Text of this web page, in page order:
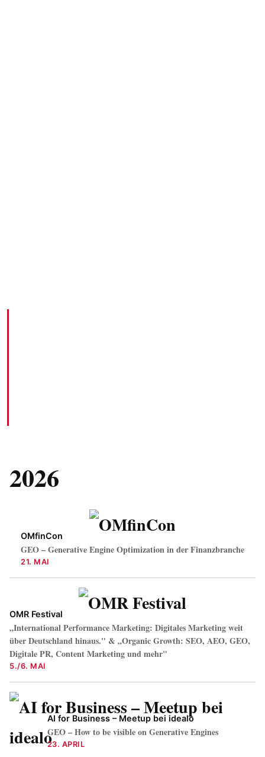
2026
OMfinCon
GEO – Generative Engine Optimization in der Finanzbranche
21. MAI
OMR Festival
„International Performance Marketing: Digitales Marketing weit
über Deutschland hinaus." & „Organic Growth: SEO, AEO, GEO,
Digitale PR, Content Marketing und mehr"
5./6. MAI
AI for Business – Meetup bei idealo
GEO – How to be visible on Generative Engines
23. APRIL